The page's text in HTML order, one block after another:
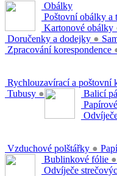
Obálky
Poštovní obálky a
Kartonové obálky
Doručenky a dodejky ●
Zpracování korespondence
Rychlouzavírací a poštovní
Tubusy ● Balicí
Vzduchové polštářky ●
Bublinkové fólie ●
Odvíječe